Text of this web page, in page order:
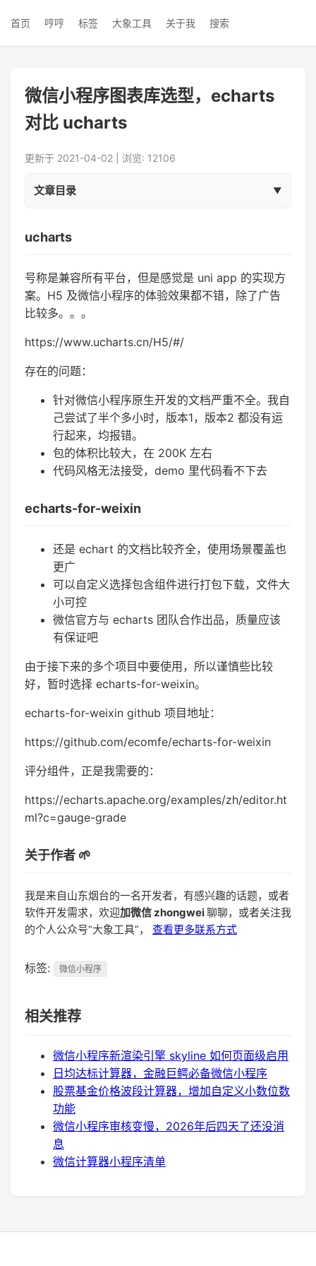
首页 哼哼 标签 大象工具 关于我 搜索
微信小程序图表库选型，echarts
对比 ucharts
更新于 2021-04-02 | 浏览: 12106
文章目录
ucharts
号称是兼容所有平台，但是感觉是 uni app 的实现方
案。H5 及微信小程序的体验效果都不错，除了广告
比较多。。。
https://www.ucharts.cn/H5/#/
存在的问题：
针对微信小程序原生开发的文档严重不全。我自
己尝试了半个多小时，版本1，版本2 都没有运
行起来，均报错。
包的体积比较大，在 200K 左右
代码风格无法接受，demo 里代码看不下去
echarts-for-weixin
还是 echart 的文档比较齐全，使用场景覆盖也
更广
可以自定义选择包含组件进行打包下载，文件大
小可控
微信官方与 echarts 团队合作出品，质量应该
有保证吧
由于接下来的多个项目中要使用，所以谨慎些比较
好，暂时选择 echarts-for-weixin。
echarts-for-weixin github 项目地址：
https://github.com/ecomfe/echarts-for-weixin
评分组件，正是我需要的：
https://echarts.apache.org/examples/zh/editor.ht
ml?c=gauge-grade
关于作者 🌱
我是来自山东烟台的一名开发者，有感兴趣的话题，或者
软件开发需求，欢迎加微信 zhongwei聊聊，或者关注我
的个人公众号“大象工具”， 查看更多联系方式
标签: 微信小程序
相关推荐
微信小程序新渲染引擎 skyline 如何页面级启用
日均达标计算器，金融巨鳄必备微信小程序
股票基金价格波段计算器，增加自定义小数位数
功能
微信小程序审核变慢，2026年后四天了还没消
息
微信计算器小程序清单